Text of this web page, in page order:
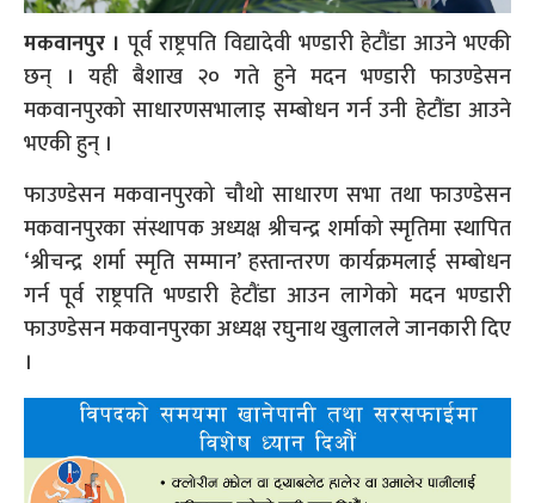
मकवानपुर । पूर्व राष्ट्रपति विद्यादेवी भण्डारी हेटौंडा आउने भएकी
छन् । यही बैशाख २० गते हुने मदन भण्डारी फाउण्डेसन
मकवानपुरको साधारणसभालाइ सम्बोधन गर्न उनी हेटौंडा आउने
भएकी हुन् ।
फाउण्डेसन मकवानपुरको चौथो साधारण सभा तथा फाउण्डेसन
मकवानपुरका संस्थापक अध्यक्ष श्रीचन्द्र शर्माको स्मृतिमा स्थापित
‘श्रीचन्द्र शर्मा स्मृति सम्मान’ हस्तान्तरण कार्यक्रमलाई सम्बोधन
गर्न पूर्व राष्ट्रपति भण्डारी हेटौंडा आउन लागेको मदन भण्डारी
फाउण्डेसन मकवानपुरका अध्यक्ष रघुनाथ खुलालले जानकारी दिए
।